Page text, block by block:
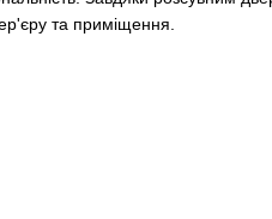
та приміщення.